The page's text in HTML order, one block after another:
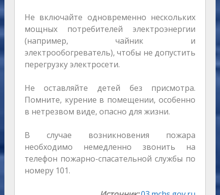
Не включайте одновременно нескольких
мощных потребителей электроэнергии
(например, чайник и
электрообогреватель), чтобы не допустить
перегрузку электросети.
Не оставляйте детей без присмотра.
Помните, курение в помещении, особенно
в нетрезвом виде, опасно для жизни.
В случае возникновения пожара
необходимо немедленно звонить на
телефон пожарно-спасательной службы по
номеру 101.